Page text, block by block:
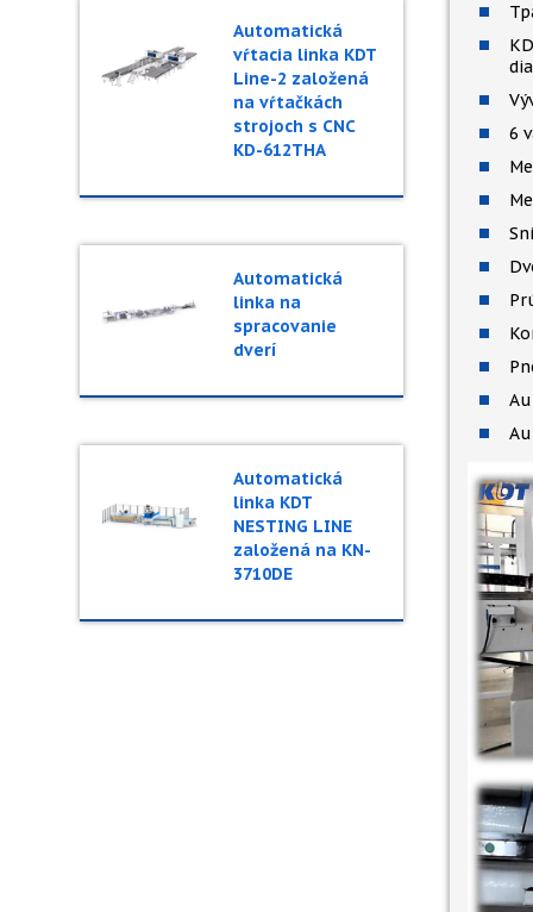
Automatická
vŕtacia linka KDT
Line-2 založená
na vŕtačkách
strojoch s CNC
KD-612THA
Automatická
linka na
spracovanie
dverí
Automatická
linka KDT
NESTING LINE
založená na KN-
3710DE
6